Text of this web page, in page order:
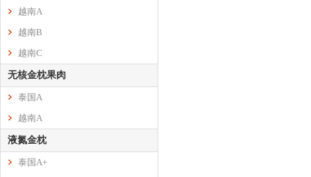
越南A
越南B
越南C
无核金枕果肉
泰国A
越南A
液氮金枕
泰国A+